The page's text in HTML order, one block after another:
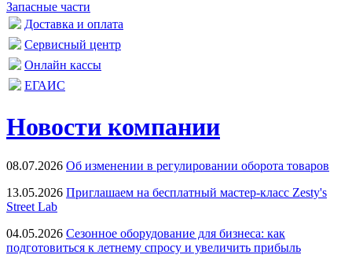
Запасные части
Доставка и оплата
Сервисный центр
Онлайн кассы
ЕГАИС
Новости компании
08.07.2026 Об изменении в регулировании оборота товаров
13.05.2026 Приглашаем на бесплатный мастер-класс Zesty's
Street Lab
04.05.2026 Сезонное оборудование для бизнеса: как
подготовиться к летнему спросу и увеличить прибыль